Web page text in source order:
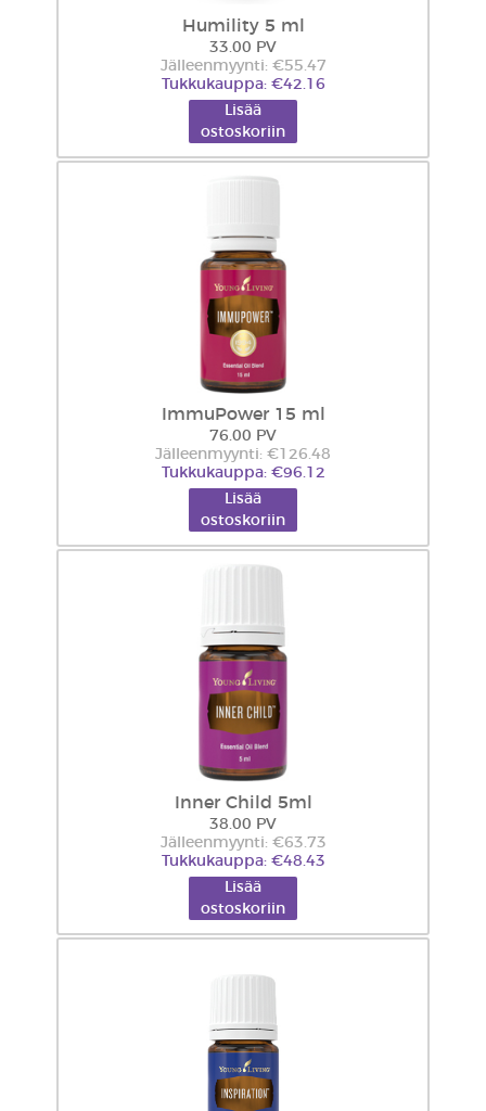
Humility 5 ml
33.00 PV
Jälleenmyynti: €55.47
Tukkukauppa: €42.16
Lisää
ostoskoriin
ImmuPower 15 ml
76.00 PV
Jälleenmyynti: €126.48
Tukkukauppa: €96.12
Lisää
ostoskoriin
Inner Child 5ml
38.00 PV
Jälleenmyynti: €63.73
Tukkukauppa: €48.43
Lisää
ostoskoriin